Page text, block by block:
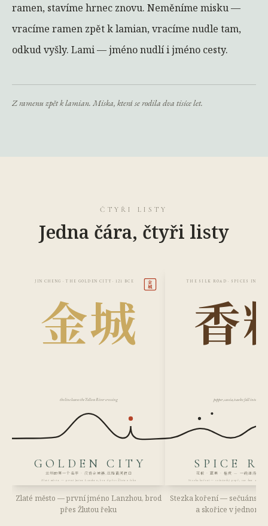
ramen, stavíme hrnec znovu. Neměníme misku —
vracíme ramen zpět k lamian, vracíme nudle tam,
odkud vyšly. Lami — jméno nudlí i jméno cesty.
Z ramenu zpět k lamian. Miska, která se rodila dva tisíce let.
ČTYŘI LISTY
Jedna čára, čtyři listy
JIN CHENG · THE GOLDEN CITY · 121 BCE
金城
the line leaves the Yellow River crossing
GOLDEN CITY
兰州的第一个名字 · 汉设金城县,丝路黄河渡口
Zlaté město — první jméno Lanzhou, brod přes Žlutou řeku
金
城
Zlaté město — první jméno Lanzhou, brod
přes Žlutou řeku
THE SILK ROAD · SPICES IN
香
pepper, cassia, tsaoko fall into the
SPICE
花椒 · 草果 · 桂皮 — 一碗清汤,半部
Stezka koření — sečuánský pepř, cao-kuo a
Stezka koření — sečuánský
a skořice v jednom